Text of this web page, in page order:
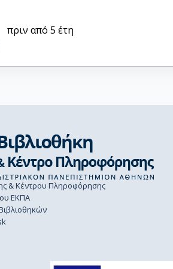
πριν από 5 έτη
& Κέντρου Πληροφόρησης
ΕΚΠΑ